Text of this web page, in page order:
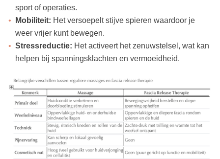
sport of operaties.
Mobiliteit: Het versoepelt stijve spieren waardoor je
weer vrijer kunt bewegen.
Stressreductie: Het activeert het zenuwstelsel, wat kan
helpen bij spanningsklachten en vermoeidheid.